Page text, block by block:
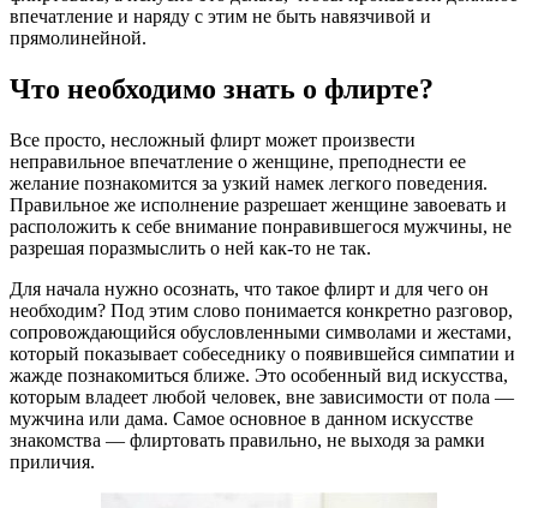
впечатление и наряду с этим не быть навязчивой и
прямолинейной.
Что необходимо знать о флирте?
Все просто, несложный флирт может произвести
неправильное впечатление о женщине, преподнести ее
желание познакомится за узкий намек легкого поведения.
Правильное же исполнение разрешает женщине завоевать и
расположить к себе внимание понравившегося мужчины, не
разрешая поразмыслить о ней как-то не так.
Для начала нужно осознать, что такое флирт и для чего он
необходим? Под этим слово понимается конкретно разговор,
сопровождающийся обусловленными символами и жестами,
который показывает собеседнику о появившейся симпатии и
жажде познакомиться ближе. Это особенный вид искусства,
которым владеет любой человек, вне зависимости от пола —
мужчина или дама. Самое основное в данном искусстве
знакомства — флиртовать правильно, не выходя за рамки
приличия.